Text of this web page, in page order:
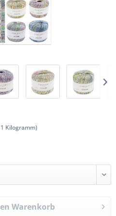
Kilogramm)
Warenkorb